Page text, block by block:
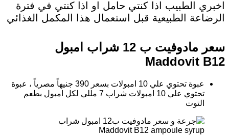
اخبري الطبيب اذا كنتي حامل او اذا كنتي في فترة
الرضاعة الطبيعية قبل استعمال هذا المكمل الغذائي
سعر مادوفيت ب 12 شراب امبول
Maddovit B12
عبوة تحتوي علي 10 امبولات بسعر 390 جنيهاً مصرياً ، عبوة
تحتوي علي 10 امبولات شراب 7 مللي لكل امبول بطعم
التوت